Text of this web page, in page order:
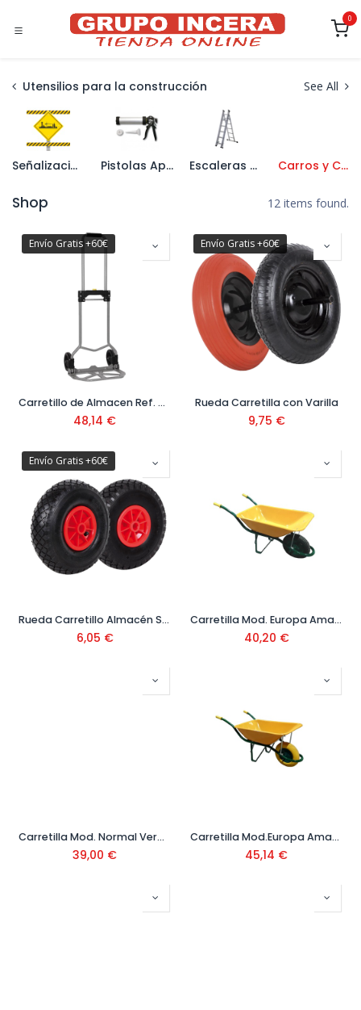
0
Utensilios para la construcción See All
Señalización Pistolas Aplicadoras Escaleras y Caballetes Carros y Carretillas
Shop 12 items found.
Envío Gratis +60€
Carretillo de Almacen Ref. 09400401
48,14 €
Envío Gratis +60€
Rueda Carretilla con Varilla
9,75 €
Envío Gratis +60€
Rueda Carretillo Almacén Sin Rodamientos
6,05 €
Carretilla Mod. Europa Amarilla 90 litros
40,20 €
Carretilla Mod. Normal Verde 65 litros
39,00 €
Carretilla Mod.Europa Amarilla 90L R.Impinchable
45,14 €